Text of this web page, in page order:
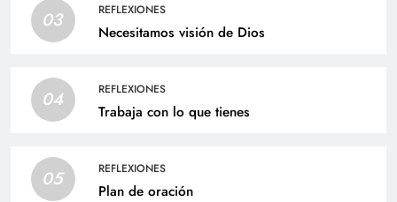
03 REFLEXIONES
Necesitamos visión de Dios
04 REFLEXIONES
Trabaja con lo que tienes
05 REFLEXIONES
Plan de oración